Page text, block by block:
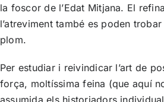
la foscor de l’Edat Mitjana. El
l’atreviment també es poden
plom.
Per estudiar i reivindicar l’art de
força, moltíssima feina (que aquí
assumida els historiadors